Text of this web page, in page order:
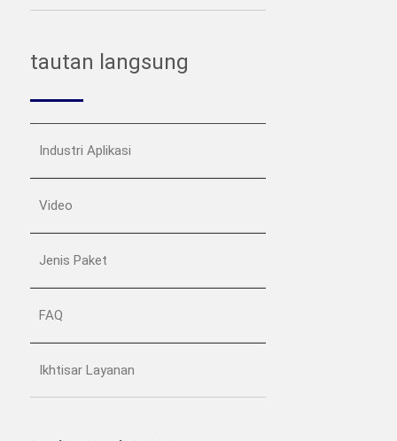
tautan langsung
Industri Aplikasi
Video
Jenis Paket
FAQ
Ikhtisar Layanan